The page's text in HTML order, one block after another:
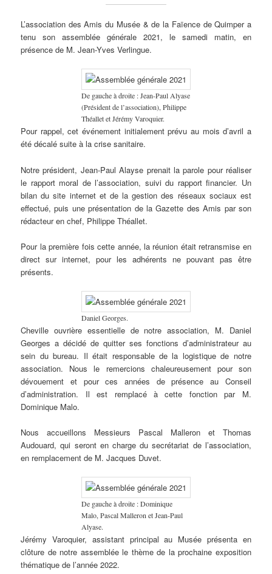
L’association des Amis du Musée & de la Faïence de Quimper a
tenu son assemblée générale 2021, le samedi matin, en
présence de M. Jean-Yves Verlingue.
De gauche à droite : Jean-Paul Alyase
(Président de l’association), Philippe
Théallet et Jérémy Varoquier.
Pour rappel, cet événement initialement prévu au mois d’avril a
été décalé suite à la crise sanitaire.
Notre président, Jean-Paul Alayse prenait la parole pour réaliser
le rapport moral de l’association, suivi du rapport financier. Un
bilan du site internet et de la gestion des réseaux sociaux est
effectué, puis une présentation de la Gazette des Amis par son
rédacteur en chef, Philippe Théallet.
Pour la première fois cette année, la réunion était retransmise en
direct sur internet, pour les adhérents ne pouvant pas être
présents.
Daniel Georges.
Cheville ouvrière essentielle de notre association, M. Daniel
Georges a décidé de quitter ses fonctions d’administrateur au
sein du bureau. Il était responsable de la logistique de notre
association. Nous le remercions chaleureusement pour son
dévouement et pour ces années de présence au Conseil
d’administration. Il est remplacé à cette fonction par M.
Dominique Malo.
Nous accueillons Messieurs Pascal Malleron et Thomas
Audouard, qui seront en charge du secrétariat de l’association,
en remplacement de M. Jacques Duvet.
De gauche à droite : Dominique
Malo, Pascal Malleron et Jean-Paul
Alyase.
Jérémy Varoquier, assistant principal au Musée présenta en
clôture de notre assemblée le thème de la prochaine exposition
thématique de l’année 2022.